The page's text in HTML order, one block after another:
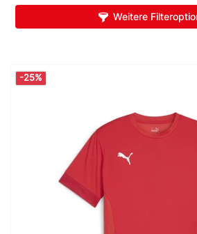
Weitere
-25%